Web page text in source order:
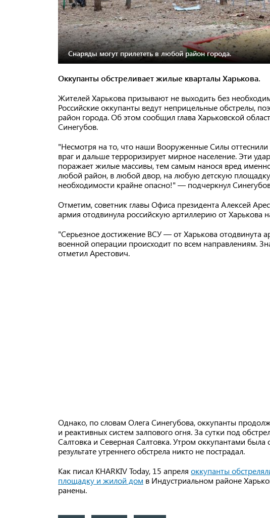
Снаряды могут прилететь в любой район города.
Оккупанты обстреливает жилые кварталы Харькова.
Жителей Харькова призывают не выходить без
Российские оккупанты ведут неприцельные обстрелы,
район города. Об этом сообщил глава Харьковской
Синегубов.
"Несмотря на то, что наши Вооруженные Силы оттеснили
враг и дальше терроризирует мирное население. Эти
поражает жилые массивы, тем самым нанося вред
любой район, в любой двор, на любую детскую
необходимости крайне опасно!" — подчеркнул
Отметим, советник главы Офиса президента Алексей
армия отодвинула российскую артиллерию от Харькова
"Серьезное достижение ВСУ — от Харькова отодвинута
военной операции происходит по всем направлениям.
отметил Арестович.
Однако, по словам Олега Синегубова, оккупанты
и реактивных систем залпового огня. За сутки под
Салтовка и Северная Салтовка. Утром оккупантами была
результате утреннего обстрела никто не пострадал.
Как писал KHARKIV Today, 15 апреля оккупанты
площадку и жилой дом в Индустриальном районе
ранены.